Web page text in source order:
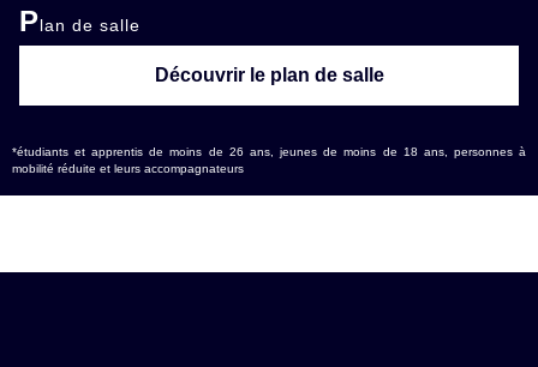
Plan de salle
Découvrir le plan de salle
*étudiants et apprentis de moins de 26 ans, jeunes de moins de 18 ans, personnes à
mobilité réduite et leurs accompagnateurs